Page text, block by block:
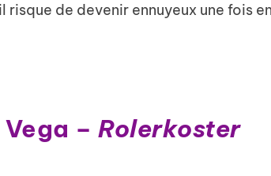
risque de devenir ennuyeux une fois
–Rolerkoster